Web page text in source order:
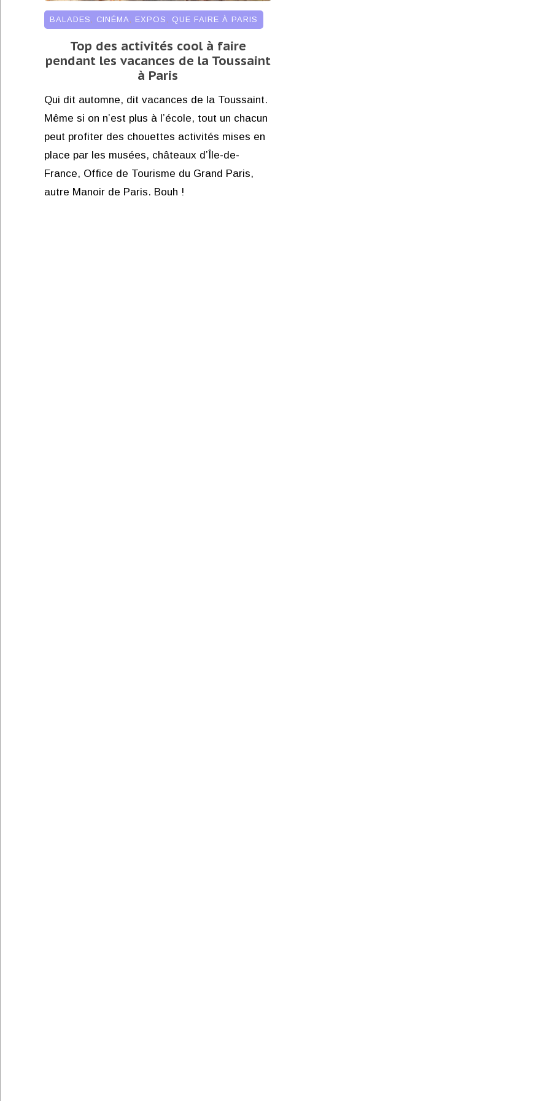
BALADES CINÉMA EXPOS QUE FAIRE À PARIS
Top des activités cool à faire
pendant les vacances de la Toussaint
à Paris
Qui dit automne, dit vacances de la Toussaint.
Même si on n’est plus à l’école, tout un chacun
peut profiter des chouettes activités mises en
place par les musées, châteaux d’Île-de-
France, Office de Tourisme du Grand Paris,
autre Manoir de Paris. Bouh !